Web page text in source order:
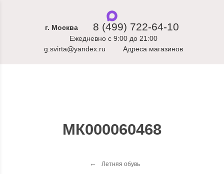
г. Москва 8 (499) 722-64-10
Ежедневно с 9:00 до 21:00
g.svirta@yandex.ru
Адреса магазинов
МК000060468
Летняя обувь